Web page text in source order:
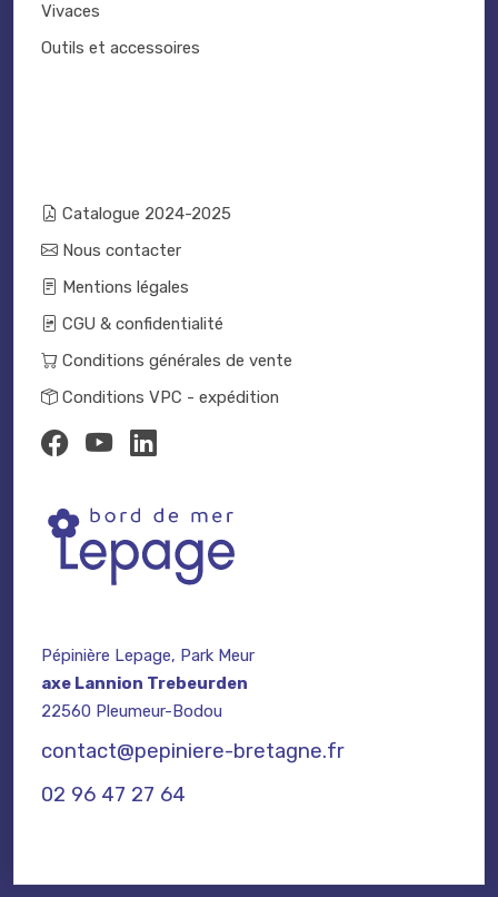
Vivaces
Outils et accessoires
Catalogue 2024-2025
Nous contacter
Mentions légales
CGU & confidentialité
Conditions générales de vente
Conditions VPC - expédition
Pépinière Lepage, Park Meur
axe Lannion Trebeurden
22560 Pleumeur-Bodou
contact@pepiniere-bretagne.fr
02 96 47 27 64